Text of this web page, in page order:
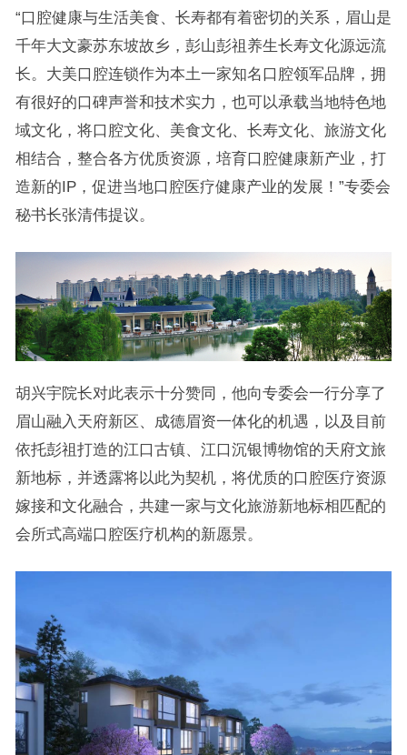
“口腔健康与生活美食、长寿都有着密切的关系，眉山是
千年大文豪苏东坡故乡，彭山彭祖养生长寿文化源远流
长。大美口腔连锁作为本土一家知名口腔领军品牌，拥
有很好的口碑声誉和技术实力，也可以承载当地特色地
域文化，将口腔文化、美食文化、长寿文化、旅游文化
相结合，整合各方优质资源，培育口腔健康新产业，打
造新的IP，促进当地口腔医疗健康产业的发展！”专委会
秘书长张清伟提议。
胡兴宇院长对此表示十分赞同，他向专委会一行分享了
眉山融入天府新区、成德眉资一体化的机遇，以及目前
依托彭祖打造的江口古镇、江口沉银博物馆的天府文旅
新地标，并透露将以此为契机，将优质的口腔医疗资源
嫁接和文化融合，共建一家与文化旅游新地标相匹配的
会所式高端口腔医疗机构的新愿景。